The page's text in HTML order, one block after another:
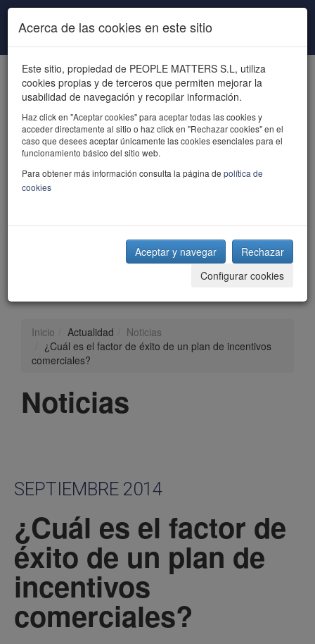
Pasar al contenido principal
powered by talent
Inicio Actualidad
Noticias
¿Cuál es el factor de éxito de un plan de incentivos
comerciales?
Noticias
SEPTIEMBRE 2014
¿Cuál es el factor de
éxito de un plan de
incentivos
comerciales?
Acerca de las cookies en este sitio
Este sitio, propiedad de PEOPLE MATTERS S.L, utiliza
cookies propias y de terceros que permiten mejorar la
usabilidad de navegación y recopilar información.
Haz click en "Aceptar cookies" para aceptar todas las cookies y
acceder directamente al sitio o haz click en "Rechazar cookies" en el
caso que desees aceptar únicamente las cookies esenciales para el
funcionamiento básico del sitio web.
Para obtener más información consulta la página de política de
cookies
Aceptar y navegar
Rechazar
Configurar cookies